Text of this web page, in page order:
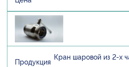
Кран шаровой из 2-х